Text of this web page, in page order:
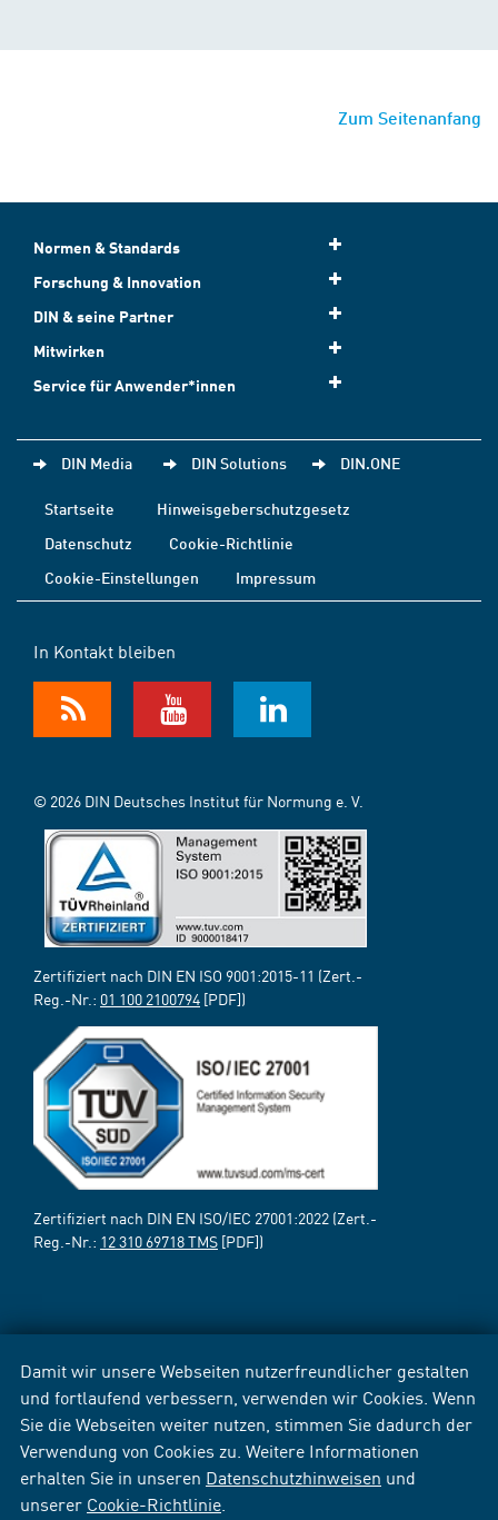
Damit wir unsere Webseiten nutzerfreundlicher gestalten
und fortlaufend verbessern, verwenden wir Cookies. Wenn
Sie die Webseiten weiter nutzen, stimmen Sie dadurch der
Verwendung von Cookies zu. Weitere Informationen
erhalten Sie in unseren Datenschutzhinweisen und
unserer Cookie-Richtlinie
Zum Seitenanfang
Normen & Standards
Forschung & Innovation
DIN & seine Partner
Mitwirken
Service für Anwender*innen
DIN Media DIN Solutions DIN.ONE
Startseite
Hinweisgeberschutzgesetz
Datenschutz
Cookie-Richtlinie
Cookie-Einstellungen
Impressum
In Kontakt bleiben
© 2026 DIN Deutsches Institut für Normung e. V.
Zertifiziert nach DIN EN ISO 9001:2015-11 (Zert.-
Reg.-Nr.: 01 100 2100794 [PDF])
Zertifiziert nach DIN EN ISO/IEC 27001:2022 (Zert.-
Reg.-Nr.: 12 310 69718 TMS [PDF])